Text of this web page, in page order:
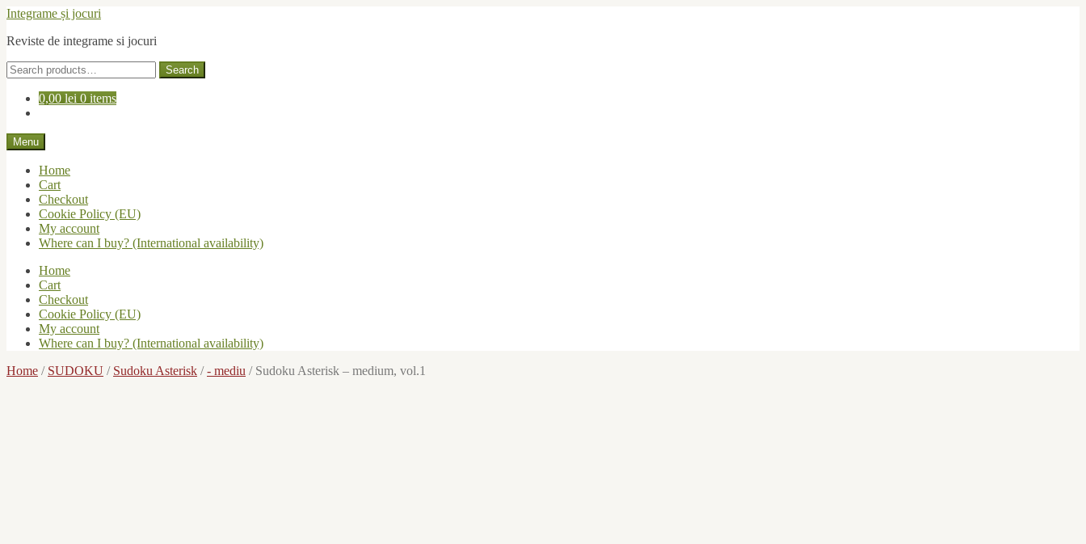
Skip
navigation
Skip
content
Integrame și jocuri
Reviste de integrame si jocuri
Search
for:
Search
0,00 lei 0 items
Menu
Home
Cart
Checkout
Cookie Policy (EU)
My account
Where can I buy? (International availability)
Home
Cart
Checkout
Cookie Policy (EU)
My account
Where can I buy? (International availability)
Home / SUDOKU / Sudoku Asterisk /- mediu / Sudoku Asterisk – medium, vol.1